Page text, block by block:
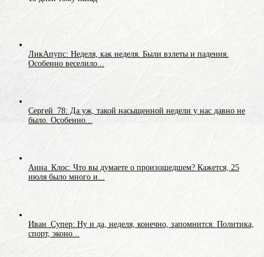
ЛикАпупс: Неделя, как неделя. Были взлеты и падения.
Особенно веселило...
Сергей_78: Да уж, такой насыщенной недели у нас давно не
было. Особенно...
Анна_Клос: Что вы думаете о произошедшем? Кажется, 25
июля было много и...
Иван_Супер: Ну и да, неделя, конечно, запомнится. Политика,
спорт, эконо...